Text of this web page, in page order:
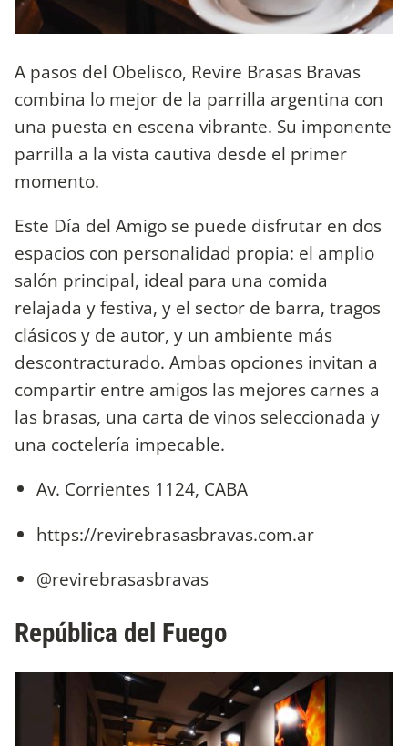
A pasos del Obelisco, Revire Brasas Bravas
combina lo mejor de la parrilla argentina con
una puesta en escena vibrante. Su imponente
parrilla a la vista cautiva desde el primer
momento.
Este Día del Amigo se puede disfrutar en dos
espacios con personalidad propia: el amplio
salón principal, ideal para una comida
relajada y festiva, y el sector de barra, tragos
clásicos y de autor, y un ambiente más
descontracturado. Ambas opciones invitan a
compartir entre amigos las mejores carnes a
las brasas, una carta de vinos seleccionada y
una coctelería impecable.
Av. Corrientes 1124, CABA
https://revirebrasasbravas.com.ar
@revirebrasasbravas
República del Fuego